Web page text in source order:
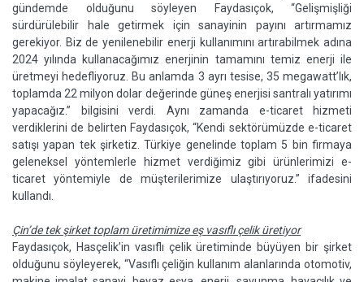
gündemde olduğunu söyleyen Faydasıçok, “Gelişmişliği
sürdürülebilir hale getirmek için sanayinin payını artırmamız
gerekiyor. Biz de yenilenebilir enerji kullanımını artırabilmek adına
2024 yılında kullanacağımız enerjinin tamamını temiz enerji ile
üretmeyi hedefliyoruz. Bu anlamda 3 ayrı tesise, 35 megawatt’lık,
toplamda 22 milyon dolar değerinde güneş enerjisi santralı yatırımı
yapacağız.” bilgisini verdi. Aynı zamanda e-ticaret hizmeti
verdiklerini de belirten Faydasıçok, “Kendi sektörümüzde e-ticaret
satışı yapan tek şirketiz. Türkiye genelinde toplam 5 bin firmaya
geleneksel yöntemlerle hizmet verdiğimiz gibi ürünlerimizi e-
ticaret yöntemiyle de müşterilerimize ulaştırıyoruz.” ifadesini
kullandı.
Çin’de tek şirket toplam üretimimize eş vasıflı çelik üretiyor
Faydasıçok, Hasçelik’in vasıflı çelik üretiminde büyüyen bir şirket
olduğunu söyleyerek, “Vasıflı çeliğin kullanım alanlarında otomotiv,